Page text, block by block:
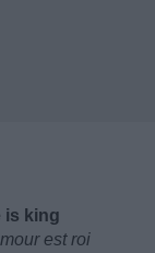
is king
est roi